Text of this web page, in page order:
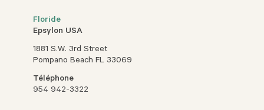
Floride
Epsylon USA
1881 S.W. 3rd Street
Pompano Beach FL 33069
Téléphone
954 942-3322